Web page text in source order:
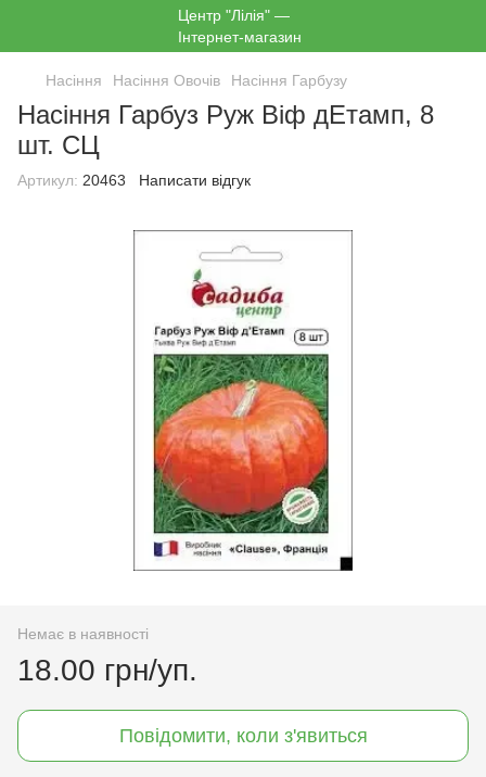
Насіння Насіння Овочів Насіння Гарбузу
Насіння Гарбуз Руж Віф дЕтамп, 8
шт. СЦ
Артикул: 20463 Написати відгук
Немає в наявності
18.00 грн/уп.
Повідомити, коли з'явиться